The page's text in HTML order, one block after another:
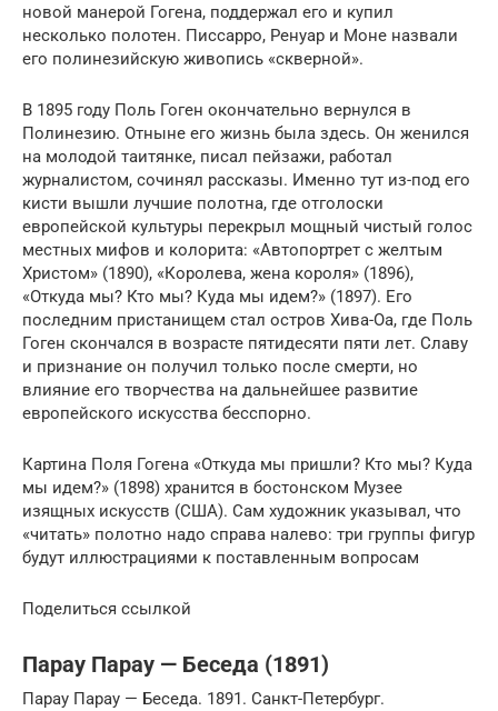
новой манерой Гогена, поддержал его и купил
несколько полотен. Писсарро, Ренуар и Моне назвали
его полинезийскую живопись «скверной».
В 1895 году Поль Гоген окончательно вернулся в
Полинезию. Отныне его жизнь была здесь. Он женился
на молодой таитянке, писал пейзажи, работал
журналистом, сочинял рассказы. Именно тут из-под его
кисти вышли лучшие полотна, где отголоски
европейской культуры перекрыл мощный чистый голос
местных мифов и колорита: «Автопортрет с желтым
Христом» (1890), «Королева, жена короля» (1896),
«Откуда мы? Кто мы? Куда мы идем?» (1897). Его
последним пристанищем стал остров Хива-Оа, где Поль
Гоген скончался в возрасте пятидесяти пяти лет. Славу
и признание он получил только после смерти, но
влияние его творчества на дальнейшее развитие
европейского искусства бесспорно.
Картина Поля Гогена «Откуда мы пришли? Кто мы? Куда
мы идем?» (1898) хранится в бостонском Музее
изящных искусств (США). Сам художник указывал, что
«читать» полотно надо справа налево: три группы фигур
будут иллюстрациями к поставленным вопросам
Поделиться ссылкой
Парау Парау — Беседа (1891)
Парау Парау — Беседа. 1891. Санкт-Петербург.